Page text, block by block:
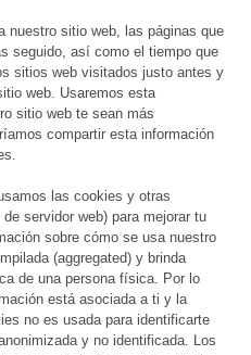
nuestro sitio web, las páginas que
seguido, así como el tiempo que
sitios web visitados justo antes y
web. Usaremos esta
sitio web te sean más
compartir esta información
las cookies y otras
servidor web) para mejorar tu
sobre cómo se usa nuestro
(aggregated) y brinda
de una persona física. Por lo
está asociada a ti y la
no es usada para identificarte
y no identificada. Los